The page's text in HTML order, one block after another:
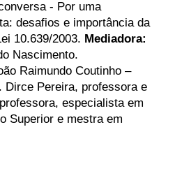
- Por uma
desafios e importância da
10.639/2003. Mediadora:
Nascimento.
Raimundo Coutinho –
Dirce Pereira, professora e
especialista em
Superior e mestra em